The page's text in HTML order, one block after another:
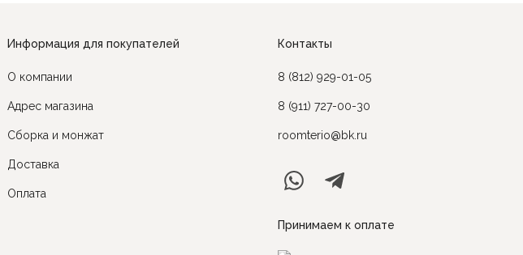
Информация для покупателей
О компании
Адрес магазина
Сборка и монжат
Доставка
Оплата
Контакты
8 (812) 929-01-05
8 (911) 727-00-30
roomterio@bk.ru
Принимаем к оплате